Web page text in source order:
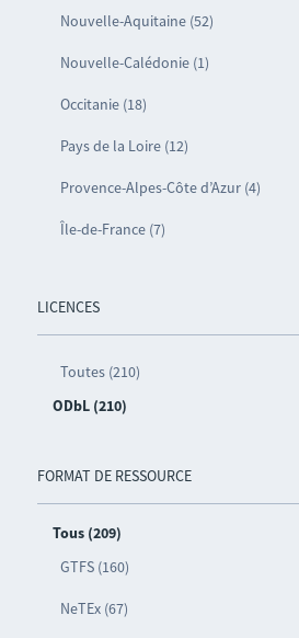
Nouvelle-Aquitaine (52)
Nouvelle-Calédonie (1)
Occitanie (18)
Pays de la Loire (12)
Provence-Alpes-Côte d’Azur (4)
Île-de-France (7)
LICENCES
Toutes (210)
ODbL (210)
FORMAT DE RESSOURCE
Tous (209)
GTFS (160)
NeTEx (67)